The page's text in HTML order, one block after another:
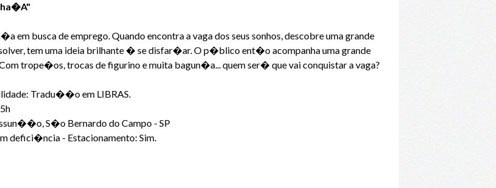
busca de emprego. Quando encontra a vaga dos seus sonhos, descobre uma grande
tem uma ideia brilhante � se disfar�ar. O p�blico ent�o acompanha uma grande
trope�os, trocas de figurino e muita bagun�a... quem ser� que vai conquistar a vaga?
Tradu��o em LIBRAS.
S�o Bernardo do Campo - SP
defici�ncia - Estacionamento: Sim.